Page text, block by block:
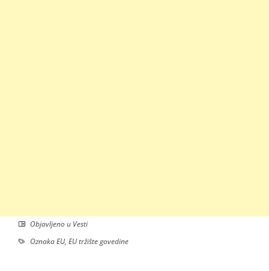
Objavljeno u Vesti
OznakaEU, EU tržište govedine